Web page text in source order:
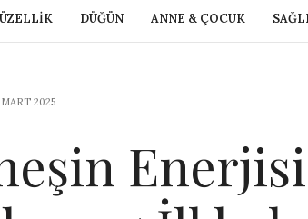
DÜĞÜN ANNE & ÇOCUK
2025